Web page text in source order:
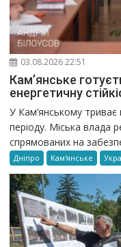
03.08.2026 22:51
Кам’янське
енергетичну
У Кам’янському триває
періоду. Міська влада
спрямованих на
Дніпро Кам'янське